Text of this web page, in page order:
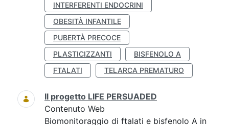
INTERFERENTI ENDOCRINI
OBESITÀ INFANTILE
PUBERTÀ PRECOCE
PLASTICIZZANTI
BISFENOLO A
FTALATI
TELARCA PREMATURO
Il progetto LIFE PERSUADED
Contenuto Web
Biomonitoraggio di ftalati e bisfenolo A in